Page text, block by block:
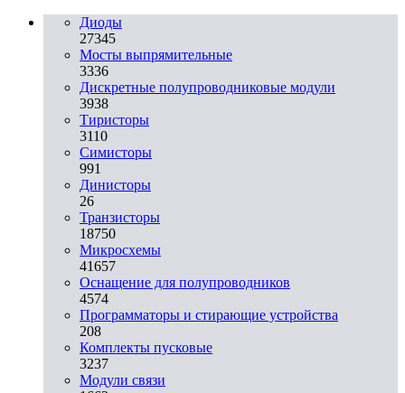
Диоды
27345
Мосты выпрямительные
3336
Дискретные полупроводниковые модули
3938
Тиристоры
3110
Симисторы
991
Динисторы
26
Транзисторы
18750
Микросхемы
41657
Оснащение для полупроводников
4574
Программаторы и стирающие устройства
208
Комплекты пусковые
3237
Модули связи